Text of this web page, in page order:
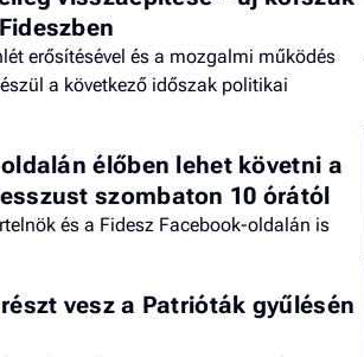
erősítésével és a mozgalmi működés
a következő időszak politikai
élőben lehet követni a
szombaton 10 órától
és a Fidesz Facebook-oldalán is
vesz a Patrióták gyűlésén